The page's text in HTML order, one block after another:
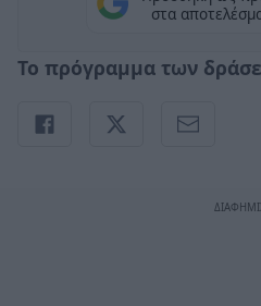
στα
Το πρόγραμμα των